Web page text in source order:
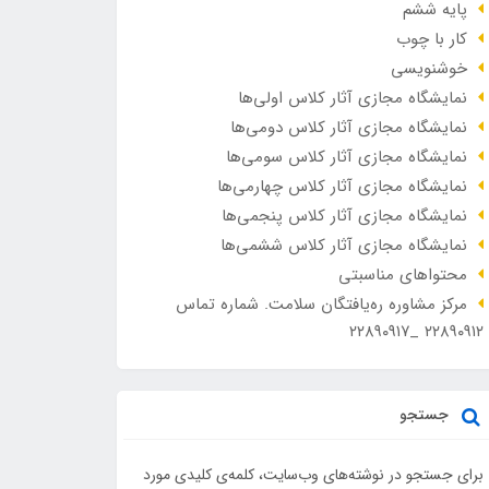
پایه ششم
کار با چوب
خوشنویسی
نمایشگاه مجازی آثار کلاس اولی‌ها
نمایشگاه مجازی آثار کلاس دومی‌ها
نمایشگاه مجازی آثار کلاس سومی‌ها
نمایشگاه مجازی آثار کلاس چهارمی‌ها
نمایشگاه مجازی آثار کلاس پنجمی‌ها
نمایشگاه مجازی آثار کلاس ششمی‌ها
محتواهای مناسبتی
مرکز مشاوره ره‌یافتگان سلامت. شماره تماس
۲۲۸۹۰۹۱۲ _۲۲۸۹۰۹۱۷
جستجو
برای جستجو در نوشته‌های وب‌سایت، کلمه‌ی کلیدی مورد